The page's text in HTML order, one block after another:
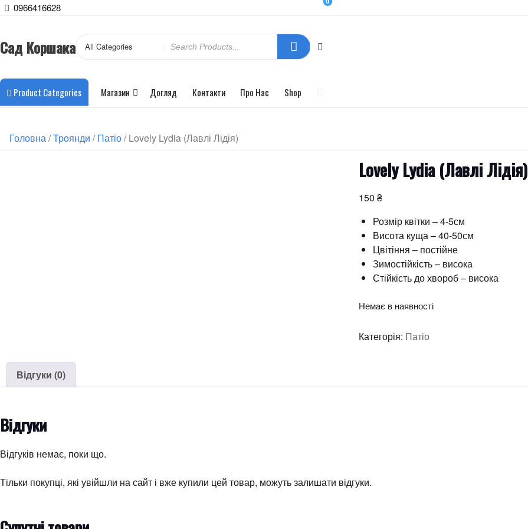
0966416628
Сад Коршака
Product Categories Магазин Догляд Контакти Про Нас Shop
Головна/Троянди /Патіо/ Lovely Lydia (Лавлі Лідія)
Lovely Lydia (Лавлі Лідія)
150₴
Розмір квітки – 4-5см
Висота куща – 40-50см
Цвітіння – постійне
Зимостійкість – висока
Стійкість до хвороб – висока
Немає в наявності
Категорія: Патіо
Відгуки (0)
Відгуки
Відгуків немає, поки що.
Тільки покупці, які увійшли на сайт і вже купили цей товар, можуть залишати відгуки.